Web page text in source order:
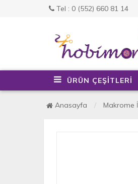
Tel : 0 (552) 660 81 14
ÜRÜN ÇEŞİTLERİ
Anasayfa Makrome